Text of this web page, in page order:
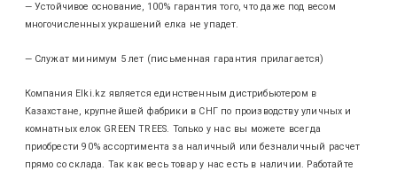
— Устойчивое основание, 100% гарантия того, что даже под весом
многочисленных украшений елка не упадет.
— Служат минимум 5 лет (письменная гарантия прилагается)
Компания Elki.kz является единственным дистрибьютером в
Казахстане, крупнейшей фабрики в СНГ по производству уличных и
комнатных елок GREEN TREES. Только у нас вы можете всегда
приобрести 90% ассортимента за наличный или безналичный расчет
прямо со склада. Так как весь товар у нас есть в наличии. Работайте